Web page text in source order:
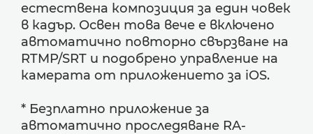
естествена композиция за един човек
в кадър. Освен това вече е включено
автоматично повторно свързване на
RTMP/SRT и подобрено управление на
камерата от приложението за iOS.
* Безплатно приложение за
автоматично проследяване RA-